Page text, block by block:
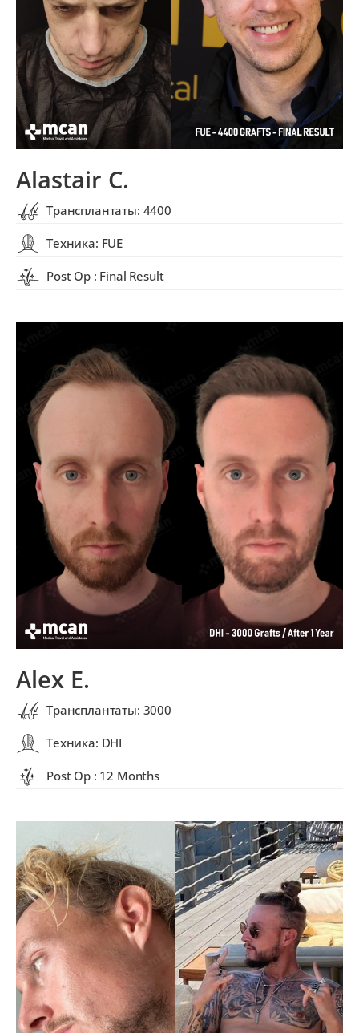
Alastair C.
Трансплантаты: 4400
Техника: FUE
Post Op : Final Result
Alex E.
Трансплантаты: 3000
Техника: DHI
Post Op : 12 Months